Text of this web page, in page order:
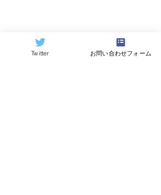
Twitter お問い合わせフォーム